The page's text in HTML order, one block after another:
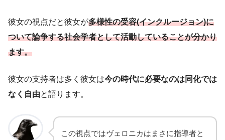
彼女の視点だと彼女が多様性の受容(インクルージョン)に
ついて論争する社会学者として活動していることが分かり
ます。
彼女の支持者は多く彼女は今の時代に必要なのは同化では
なく自由と語ります。
この視点ではヴェロニカはまさに指導者と